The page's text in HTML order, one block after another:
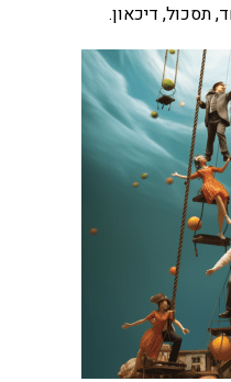
תסכול, דיכאון.